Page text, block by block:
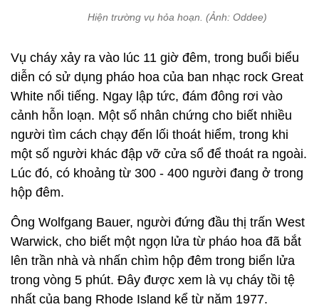
Hiện trường vụ hỏa hoạn. (Ảnh: Oddee)
Vụ cháy xảy ra vào lúc 11 giờ đêm, trong buổi biểu
diễn có sử dụng pháo hoa của ban nhạc rock Great
White nổi tiếng. Ngay lập tức, đám đông rơi vào
cảnh hỗn loạn. Một số nhân chứng cho biết nhiều
người tìm cách chạy đến lối thoát hiểm, trong khi
một số người khác đập vỡ cửa sổ để thoát ra ngoài.
Lúc đó, có khoảng từ 300 - 400 người đang ở trong
hộp đêm.
Ông Wolfgang Bauer, người đứng đầu thị trấn West
Warwick, cho biết một ngọn lửa từ pháo hoa đã bắt
lên trần nhà và nhấn chìm hộp đêm trong biển lửa
trong vòng 5 phút. Đây được xem là vụ cháy tồi tệ
nhất của bang Rhode Island kể từ năm 1977.